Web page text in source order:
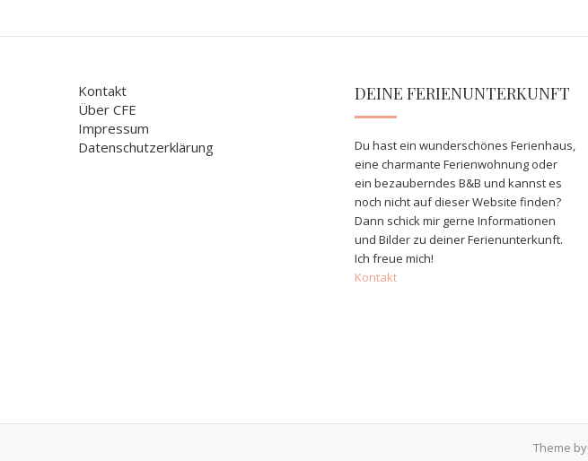
Kontakt
Über CFE
Impressum
Datenschutzerklärung
DEINE FERIENUNTERKUNFT
Du hast ein wunderschönes Ferienhaus,
eine charmante Ferienwohnung oder
ein bezauberndes B&B und kannst es
noch nicht auf dieser Website finden?
Dann schick mir gerne Informationen
und Bilder zu deiner Ferienunterkunft.
Ich freue mich!
Kontakt
Theme by